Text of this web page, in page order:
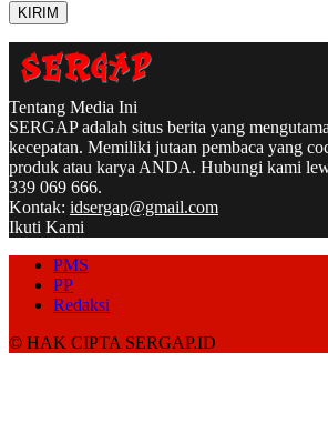
Tentang Media Ini
SERGAP adalah situs berita yang
kecepatan. Memiliki jutaan pembaca yang
produk atau karya ANDA. Hubungi kami
339 069 666.
Kontak: idsergap@gmail.com
Ikuti Kami
PMS
PP
Redaksi
© HAK CIPTA SERGAP.ID